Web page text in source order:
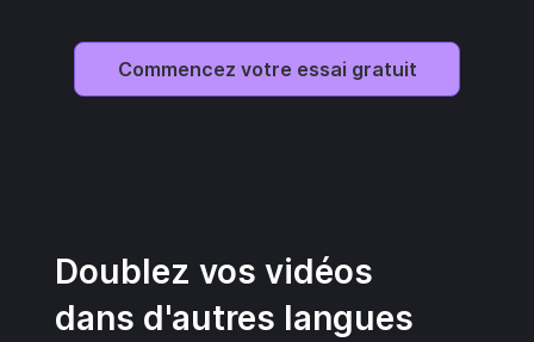
Commencez votre essai gratuit
Doublez vos vidéos
dans d'autres langues